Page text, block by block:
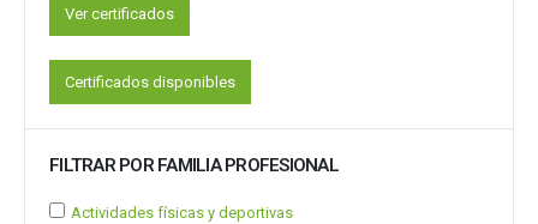
Ver certificados
Certificados disponibles
FILTRAR POR FAMILIA PROFESIONAL
Actividades físicas y deportivas